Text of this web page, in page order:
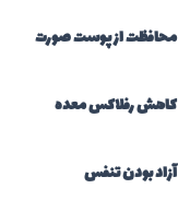
محافظت از پوست صورت
کاهش رفلاکس معده
آزاد بودن تنفس